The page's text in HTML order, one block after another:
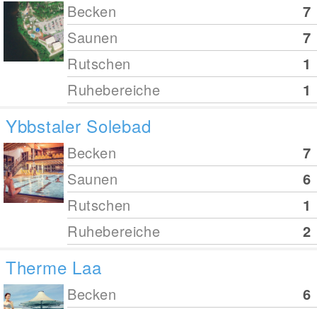
Becken
7
Saunen
7
Rutschen
1
Ruhebereiche
1
Ybbstaler Solebad
Becken
7
Saunen
6
Rutschen
1
Ruhebereiche
2
Therme Laa
Becken
6